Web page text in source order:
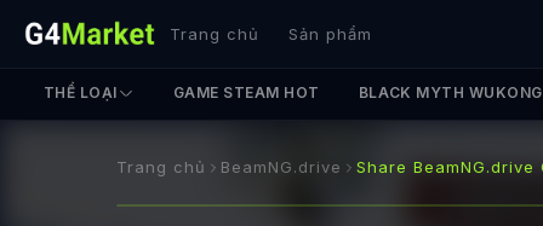
Trang chủ Sản phẩm
THỂ LOẠI GAME STEAM HOT BLACK MYTH WUKONG
Trang chủ BeamNG.drive Share